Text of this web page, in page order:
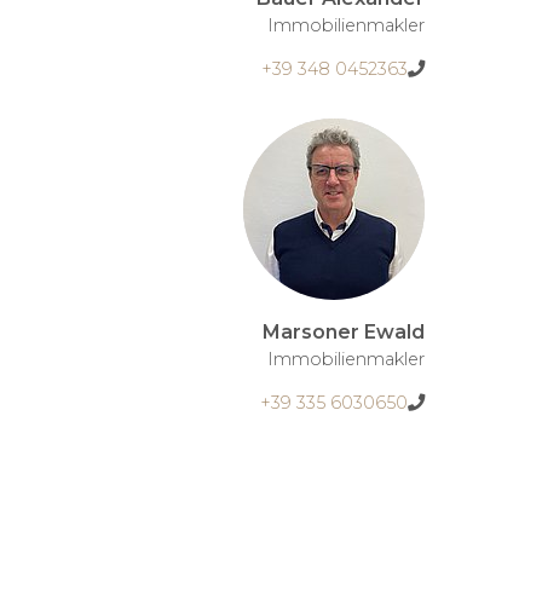
Immobilienmakler
+39 348 0452363
Marsoner Ewald
Immobilienmakler
+39 335 6030650